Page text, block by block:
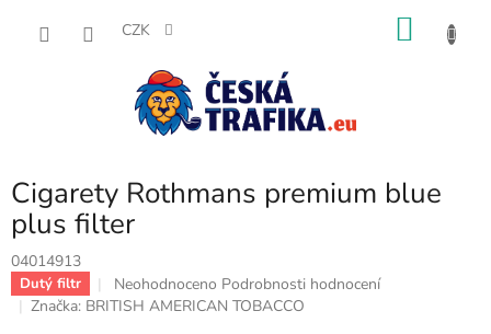
CZK
Cigarety Rothmans premium blue
plus filter
04014913
Dutý filtr
Průměrné
hodnocení
Neohodnoceno Podrobnosti hodnocení
Značka: BRITISH AMERICAN TOBACCO